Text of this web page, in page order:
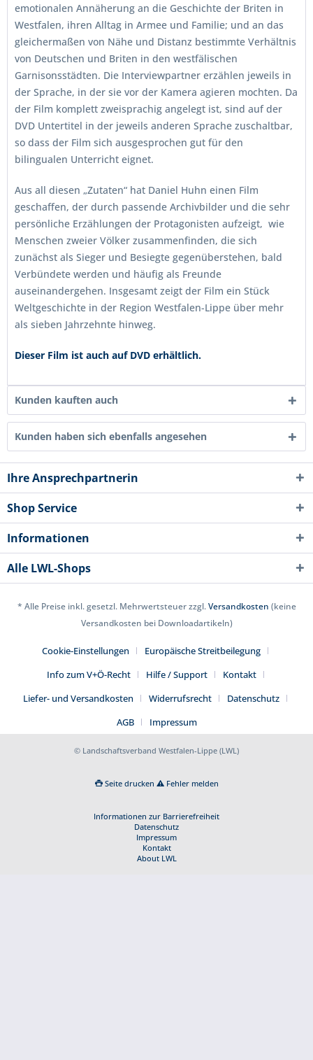
emotionalen Annäherung an die Geschichte der Briten in
Westfalen, ihren Alltag in Armee und Familie; und an das
gleichermaßen von Nähe und Distanz bestimmte Verhältnis
von Deutschen und Briten in den westfälischen
Garnisonsstädten. Die Interviewpartner erzählen jeweils in
der Sprache, in der sie vor der Kamera agieren mochten. Da
der Film komplett zweisprachig angelegt ist, sind auf der
DVD Untertitel in der jeweils anderen Sprache zuschaltbar,
so dass der Film sich ausgesprochen gut für den
bilingualen Unterricht eignet.
Aus all diesen „Zutaten“ hat Daniel Huhn einen Film
geschaffen, der durch passende Archivbilder und die sehr
persönliche Erzählungen der Protagonisten aufzeigt, wie
Menschen zweier Völker zusammenfinden, die sich
zunächst als Sieger und Besiegte gegenüberstehen, bald
Verbündete werden und häufig als Freunde
auseinandergehen. Insgesamt zeigt der Film ein Stück
Weltgeschichte in der Region Westfalen-Lippe über mehr
als sieben Jahrzehnte hinweg.
Dieser Film ist auch auf DVD erhältlich.
Kunden kauften auch
Kunden haben sich ebenfalls angesehen
Ihre Ansprechpartnerin
Shop Service
Informationen
Alle LWL-Shops
* Alle Preise inkl. gesetzl. Mehrwertsteuer zzgl.Versandkosten (keine
Versandkosten bei Downloadartikeln)
Cookie-Einstellungen
Europäische Streitbeilegung
Info zum V+Ö-Recht
Hilfe / Support
Kontakt
Liefer- und Versandkosten
Widerrufsrecht
Datenschutz
AGB
Impressum
© Landschaftsverband Westfalen-Lippe (LWL)
Seite drucken Fehler melden
Informationen zur Barrierefreiheit
Datenschutz
Impressum
Kontakt
About LWL